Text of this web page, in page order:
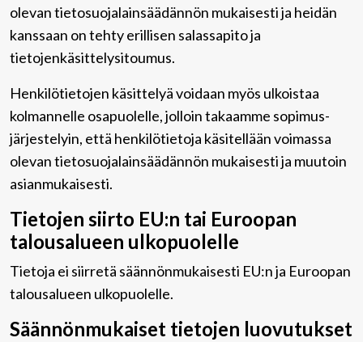
olevan tietosuojalainsäädännön mukaisesti ja heidän
kanssaan on tehty erillisen salassapito ja
tietojenkäsittelysitoumus.
Henkilötietojen käsittelyä voidaan myös ulkoistaa
kolmannelle osapuolelle, jolloin takaamme sopimus-
järjestelyin, että henkilötietoja käsitellään voimassa
olevan tietosuojalainsäädännön mukaisesti ja muutoin
asianmukaisesti.
Tietojen siirto EU:n tai Euroopan
talousalueen ulkopuolelle
Tietoja ei siirretä säännönmukaisesti EU:n ja Euroopan
talousalueen ulkopuolelle.
Säännönmukaiset tietojen luovutukset